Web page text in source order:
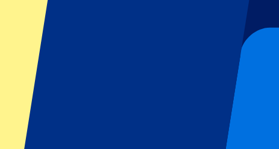
Événements populaires
GP Espagne
GP Pays Bas
GP Italie
GP Singapour
Six Nations
Tous les sports